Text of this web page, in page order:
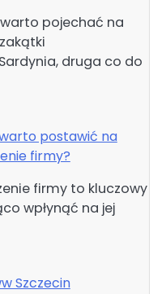
pojechać na
druga co do
postawić na
firmy?
firmy to kluczowy
wpłynąć na jej
Szczecin